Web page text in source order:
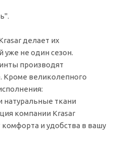
делает их
уже не один сезон.
производят
Кроме великолепного
натуральные ткани
компании Krasar
и удобства в вашу